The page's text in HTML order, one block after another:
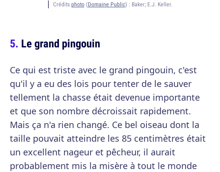
Crédits photo(Domaine Public) : Baker; E.J. Keller.
Le grand pingouin
Ce qui est triste avec le grand pingouin, c'est
qu'il y a eu des lois pour tenter de le sauver
tellement la chasse était devenue importante
et que son nombre décroissait rapidement.
Mais ça n'a rien changé. Ce bel oiseau dont la
taille pouvait atteindre les 85 centimètres était
un excellent nageur et pêcheur, il aurait
probablement mis la misère à tout le monde